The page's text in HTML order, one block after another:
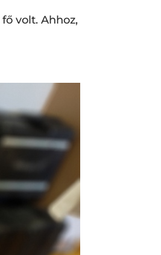
fő volt. Ahhoz,